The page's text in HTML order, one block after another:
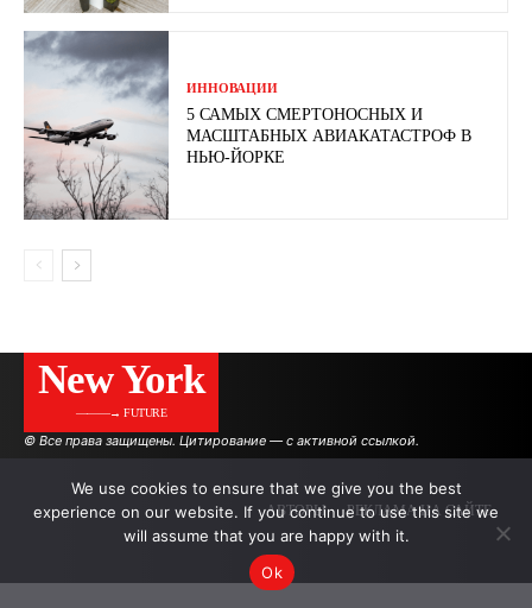
ИННОВАЦИИ
5 САМЫХ СМЕРТОНОСНЫХ И
МАСШТАБНЫХ АВИАКАТАСТРОФ В
НЬЮ-ЙОРКЕ
New York
———→ FUTURE
© Все права защищены. Цитирование — с активной ссылкой.
АВТОРЫ РЕКЛАМА НА САЙТЕ
We use cookies to ensure that we give you the best
experience on our website. If you continue to use this site we
will assume that you are happy with it.
Ok